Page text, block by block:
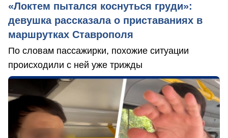
«Локтем пытался коснуться груди»:
девушка рассказала о приставаниях в
маршрутках Ставрополя
По словам пассажирки, похожие ситуации
происходили с ней уже трижды